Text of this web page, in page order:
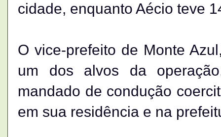
cidade, enquanto Aécio teve
O vice-prefeito de Monte
um dos alvos da
mandado de condução
em sua residência e na